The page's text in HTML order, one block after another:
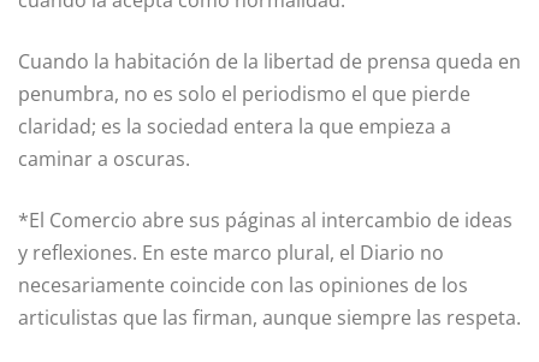
Cuando la habitación de la libertad de prensa queda en
penumbra, no es solo el periodismo el que pierde
claridad; es la sociedad entera la que empieza a
caminar a oscuras.
*El Comercio abre sus páginas al intercambio de ideas
y reflexiones. En este marco plural, el Diario no
necesariamente coincide con las opiniones de los
articulistas que las firman, aunque siempre las respeta.